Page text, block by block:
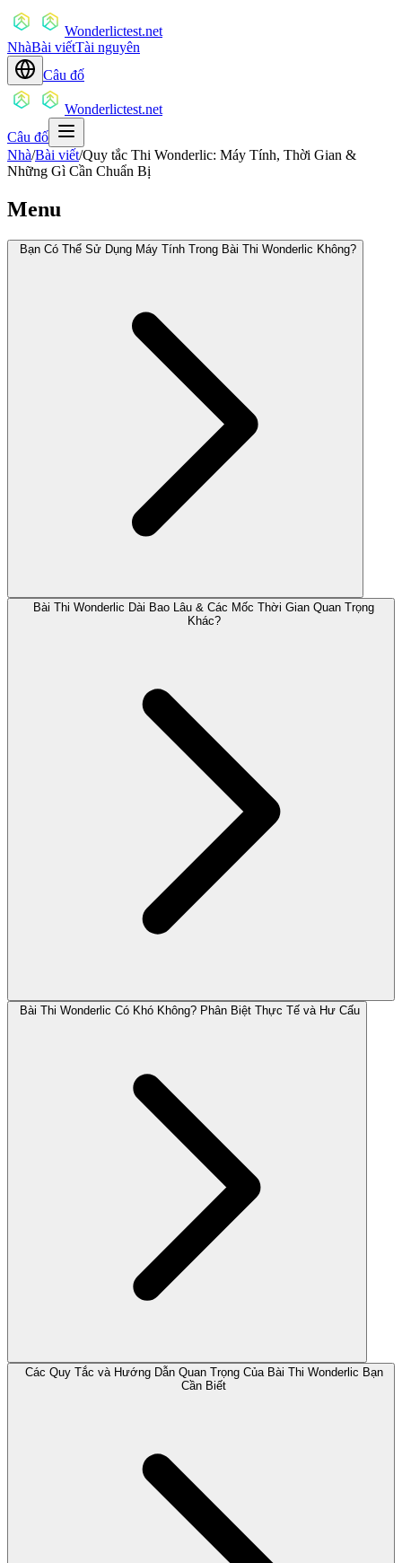
Wonderlictest.net
NhàBài viếtTài nguyên
Câu đố
Wonderlictest.net
Câu đố
Nhà/Bài viết/Quy tắc Thi Wonderlic: Máy Tính, Thời Gian &
Những Gì Cần Chuẩn Bị
Menu
Bạn Có Thể Sử Dụng Máy Tính Trong Bài Thi Wonderlic Không?
Bài Thi Wonderlic Dài Bao Lâu & Các Mốc Thời Gian Quan Trọng
Khác?
Bài Thi Wonderlic Có Khó Không? Phân Biệt Thực Tế và Hư Cấu
Các Quy Tắc và Hướng Dẫn Quan Trọng Của Bài Thi Wonderlic Bạn
Cần Biết